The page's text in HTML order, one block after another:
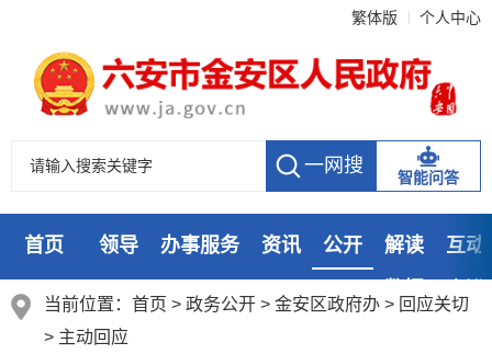
繁体版 个人中心
智能问答
首页 领导 办事服务 资讯 公开 解读
互动
当前位置： 首页 > 政务公开 > 金安区政府办 > 回应关切
> 主动回应